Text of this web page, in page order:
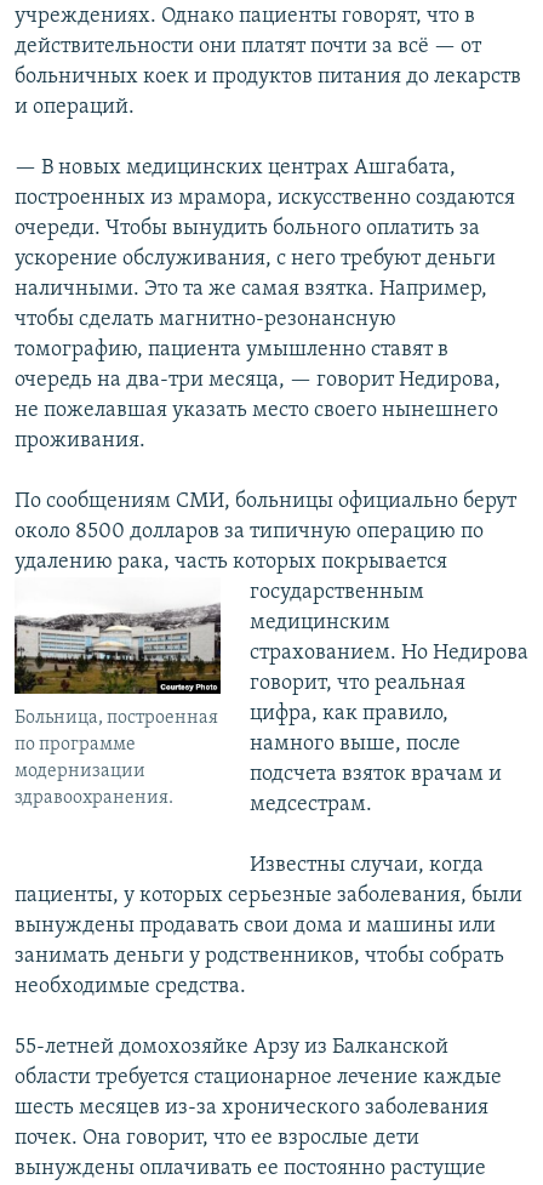
учреждениях. Однако пациенты говорят, что в
действительности они платят почти за всё — от
больничных коек и продуктов питания до лекарств
и операций.
— В новых медицинских центрах Ашгабата,
построенных из мрамора, искусственно создаются
очереди. Чтобы вынудить больного оплатить за
ускорение обслуживания, с него требуют деньги
наличными. Это та же самая взятка. Например,
чтобы сделать магнитно-резонансную
томографию, пациента умышленно ставят в
очередь на два-три месяца, — говорит Недирова,
не пожелавшая указать место своего нынешнего
проживания.
По сообщениям СМИ, больницы официально берут
около 8500 долларов за типичную операцию по
удалению рака, часть которых покрывается
Больница, построенная
по программе
модернизации
здравоохранения.
государственным
медицинским
страхованием. Но Недирова
говорит, что реальная
цифра, как правило,
намного выше, после
подсчета взяток врачам и
медсестрам.
Известны случаи, когда
пациенты, у которых серьезные заболевания, были
вынуждены продавать свои дома и машины или
занимать деньги у родственников, чтобы собрать
необходимые средства.
55-летней домохозяйке Арзу из Балканской
области требуется стационарное лечение каждые
шесть месяцев из-за хронического заболевания
почек. Она говорит, что ее взрослые дети
вынуждены оплачивать ее постоянно растущие